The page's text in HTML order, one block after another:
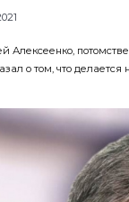
Алексеенко,
о том, что